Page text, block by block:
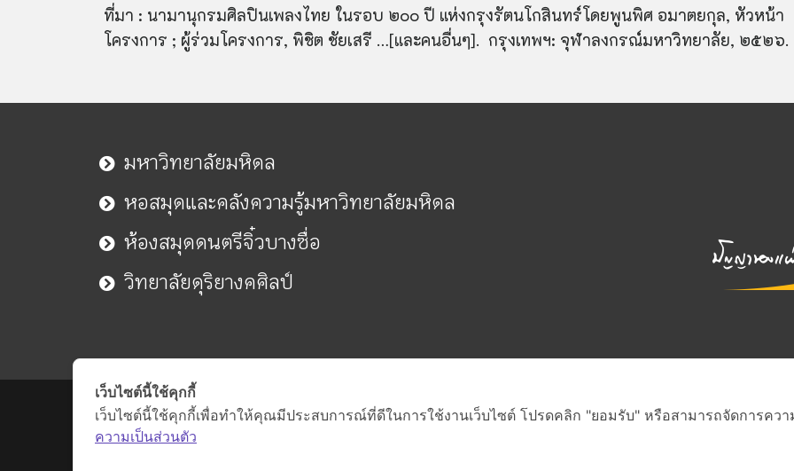
ที่มา : นามานุกรมศิลปินเพลงไทย ในรอบ ๒๐๐ ปี แห่งกรุงรัตนโกสินทร์โดยพูนพิศ อมาตยกุล, หัวหน้า
โครงการ ; ผู้ร่วมโครงการ, พิชิต ชัยเสรี …[และคนอื่นๆ]. กรุงเทพฯ: จุฬาลงกรณ์มหาวิทยาลัย, ๒๕๒๖.
มหาวิทยาลัยมหิดล
หอสมุดและคลังความรู้มหาวิทยาลัยมหิดล
ห้องสมุดดนตรีจิ๋วบางซื่อ
วิทยาลัยดุริยางคศิลป์
เว็บไซต์นี้ใช้คุกกี้
เว็บไซต์นี้ใช้คุกกี้เพื่อทำให้คุณมีประสบการณ์ที่ดีในการใช้งานเว็บไซต์ โปรดคลิก "ยอมรับ" หรือสามารถจัดการควา
ความเป็นส่วนตัว